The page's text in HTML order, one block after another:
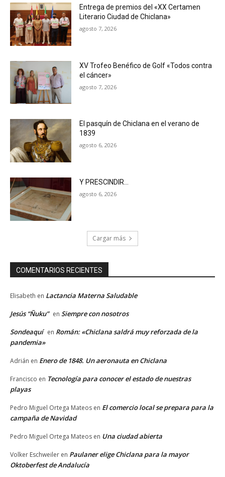
Entrega de premios del «XX Certamen
Literario Ciudad de Chiclana»
agosto 7, 2026
XV Trofeo Benéfico de Golf «Todos contra
el cáncer»
agosto 7, 2026
El pasquín de Chiclana en el verano de
1839
agosto 6, 2026
Y PRESCINDIR…
agosto 6, 2026
Cargar más
COMENTARIOS RECIENTES
Elisabeth en Lactancia Materna Saludable
Jesús “Ñuku” en Siempre con nosotros
Sondeaquí en Román: «Chiclana saldrá muy reforzada de la
pandemia»
Adrián en Enero de 1848. Un aeronauta en Chiclana
Francisco en Tecnología para conocer el estado de nuestras
playas
Pedro Miguel Ortega Mateos en El comercio local se prepara para la
campaña de Navidad
Pedro Miguel Ortega Mateos en Una ciudad abierta
Volker Eschweiler en Paulaner elige Chiclana para la mayor
Oktoberfest de Andalucía